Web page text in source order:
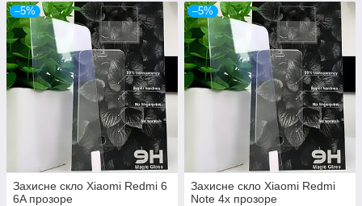
–5%
Захисне скло Xiaomi Redmi 6
6A прозоре
–5%
Захисне скло Xiaomi Redmi
Note 4x прозоре